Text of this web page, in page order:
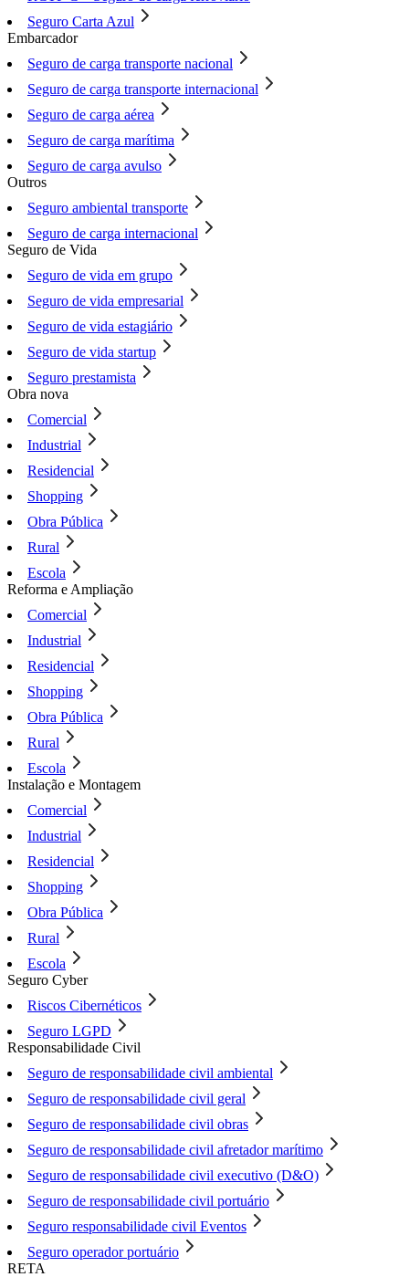
Seguro Carta Azul
Embarcador
Seguro de carga transporte nacional
Seguro de carga transporte internacional
Seguro de carga aérea
Seguro de carga marítima
Seguro de carga avulso
Outros
Seguro ambiental transporte
Seguro de carga internacional
Seguro de Vida
Seguro de vida em grupo
Seguro de vida empresarial
Seguro de vida estagiário
Seguro de vida startup
Seguro prestamista
Obra nova
Comercial
Industrial
Residencial
Shopping
Obra Pública
Rural
Escola
Reforma e Ampliação
Comercial
Industrial
Residencial
Shopping
Obra Pública
Rural
Escola
Instalação e Montagem
Comercial
Industrial
Residencial
Shopping
Obra Pública
Rural
Escola
Seguro Cyber
Riscos Cibernéticos
Seguro LGPD
Responsabilidade Civil
Seguro de responsabilidade civil ambiental
Seguro de responsabilidade civil geral
Seguro de responsabilidade civil obras
Seguro de responsabilidade civil afretador marítimo
Seguro de responsabilidade civil executivo (D&O)
Seguro de responsabilidade civil portuário
Seguro responsabilidade civil Eventos
Seguro operador portuário
RETA